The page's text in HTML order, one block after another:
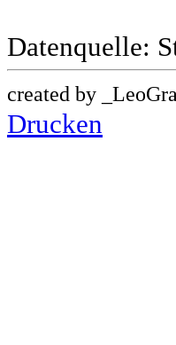
Datenquelle:
created by
Drucken